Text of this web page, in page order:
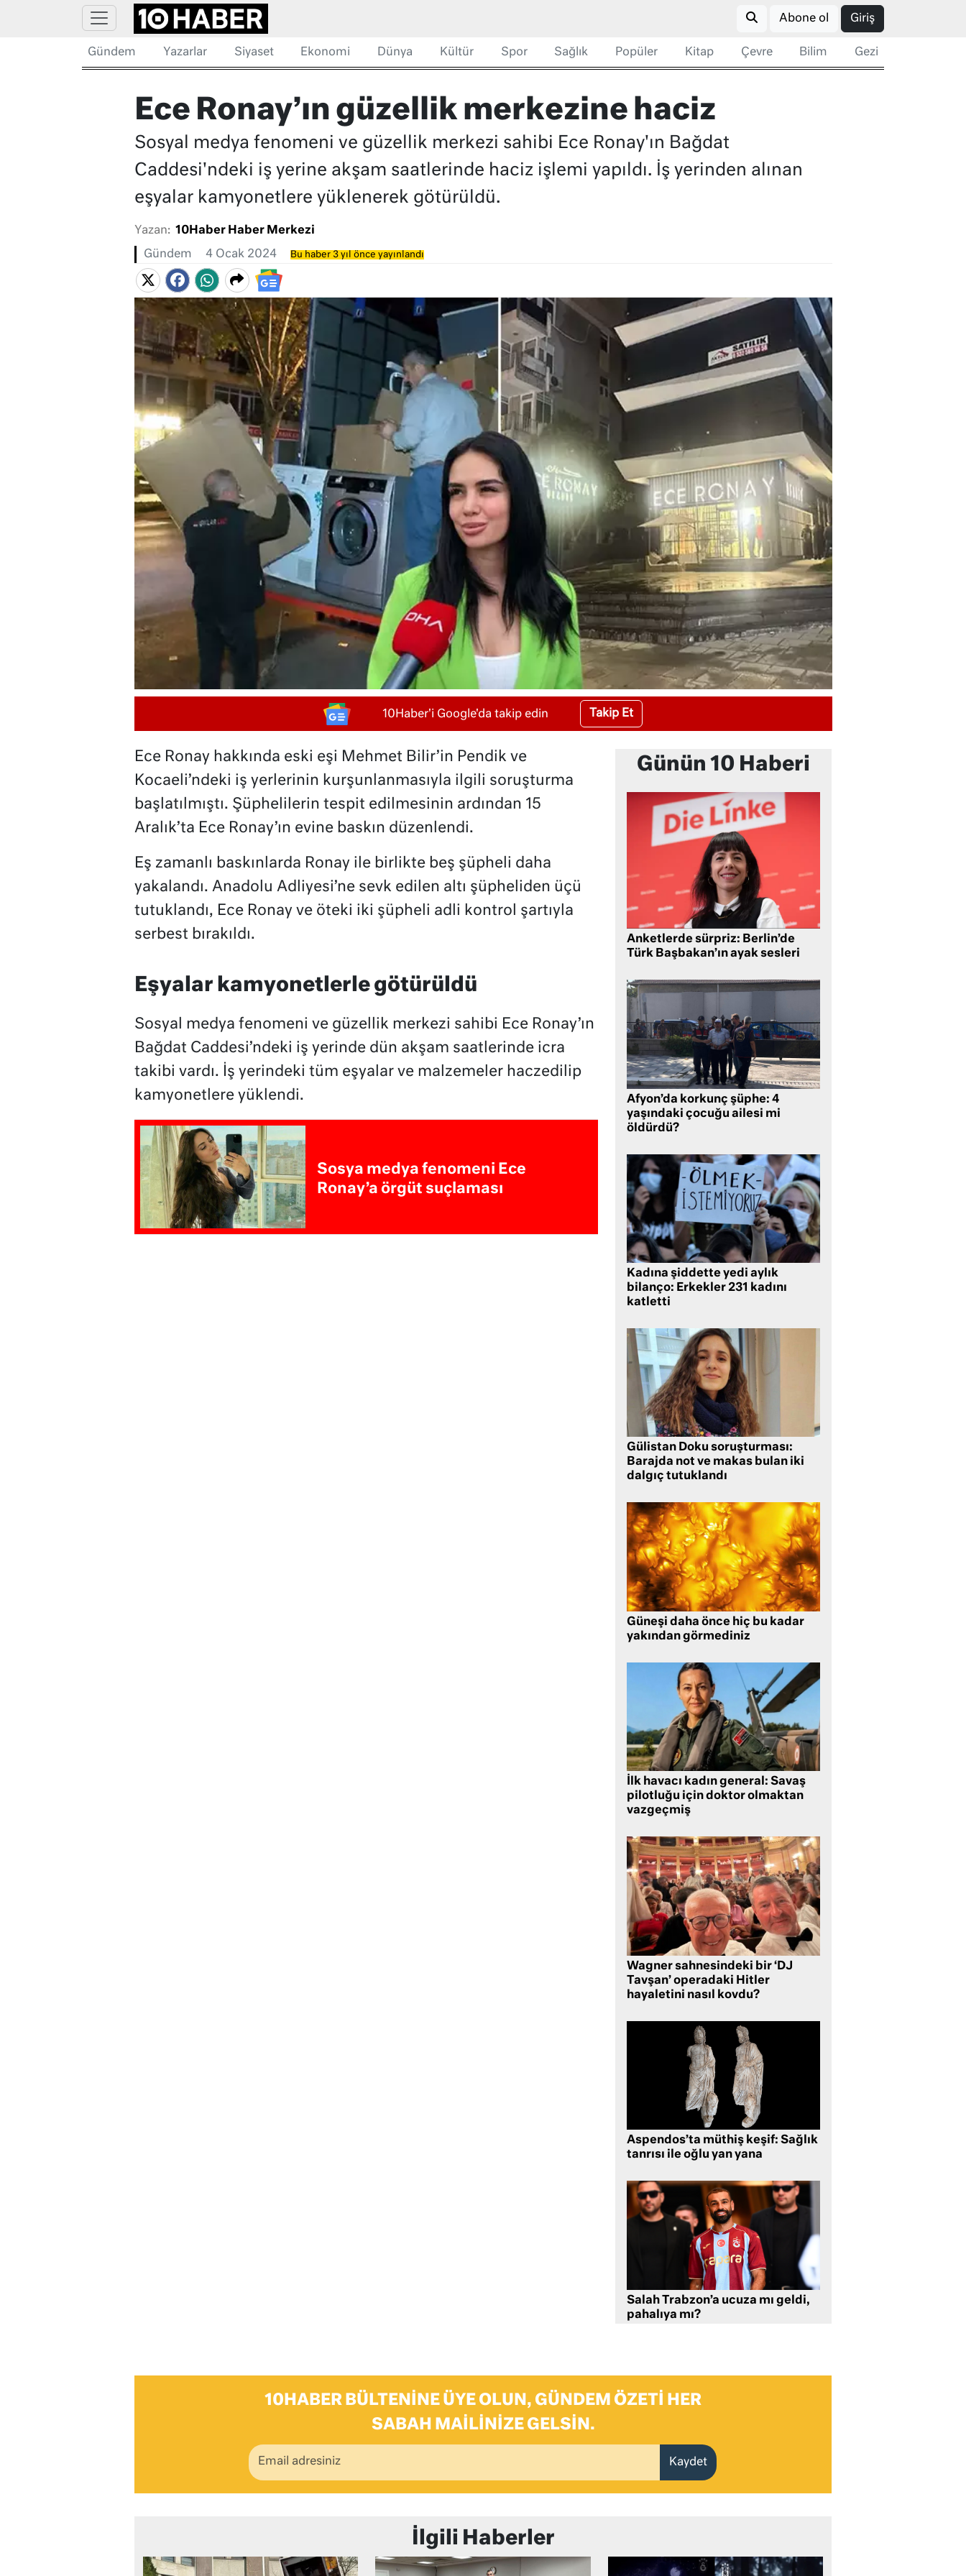
Abone ol Giriş
Gündem Yazarlar Siyaset Ekonomi Dünya Kültür Spor Sağlık Popüler Kitap Çevre Bilim Gezi
Ece Ronay’ın güzellik merkezine haciz
Sosyal medya fenomeni ve güzellik merkezi sahibi Ece Ronay'ın Bağdat
Caddesi'ndeki iş yerine akşam saatlerinde haciz işlemi yapıldı. İş yerinden alınan
eşyalar kamyonetlere yüklenerek götürüldü.
Yazan: 10Haber Haber Merkezi
Gündem 4 Ocak 2024 Bu haber 3 yıl önce yayınlandı
10Haber'i Google'da takip edin Takip Et
Ece Ronay hakkında eski eşi Mehmet Bilir’in Pendik ve
Kocaeli’ndeki iş yerlerinin kurşunlanmasıyla ilgili soruşturma
başlatılmıştı. Şüphelilerin tespit edilmesinin ardından 15
Aralık’ta Ece Ronay’ın evine baskın düzenlendi.
Eş zamanlı baskınlarda Ronay ile birlikte beş şüpheli daha
yakalandı. Anadolu Adliyesi’ne sevk edilen altı şüpheliden üçü
tutuklandı, Ece Ronay ve öteki iki şüpheli adli kontrol şartıyla
serbest bırakıldı.
Eşyalar kamyonetlerle götürüldü
Sosyal medya fenomeni ve güzellik merkezi sahibi Ece Ronay’ın
Bağdat Caddesi’ndeki iş yerinde dün akşam saatlerinde icra
takibi vardı. İş yerindeki tüm eşyalar ve malzemeler haczedilip
kamyonetlere yüklendi.
Sosya medya fenomeni Ece
Ronay’a örgüt suçlaması
Günün 10 Haberi
Anketlerde sürpriz: Berlin’de
Türk Başbakan’ın ayak sesleri
Afyon’da korkunç şüphe: 4
yaşındaki çocuğu ailesi mi
öldürdü?
Kadına şiddette yedi aylık
bilanço: Erkekler 231 kadını
katletti
Gülistan Doku soruşturması:
Barajda not ve makas bulan iki
dalgıç tutuklandı
Güneşi daha önce hiç bu kadar
yakından görmediniz
İlk havacı kadın general: Savaş
pilotluğu için doktor olmaktan
vazgeçmiş
Wagner sahnesindeki bir ‘DJ
Tavşan’ operadaki Hitler
hayaletini nasıl kovdu?
Aspendos’ta müthiş keşif: Sağlık
tanrısı ile oğlu yan yana
Salah Trabzon’a ucuza mı geldi,
pahalıya mı?
10HABER BÜLTENINE ÜYE OLUN, GÜNDEM ÖZETI HER
SABAH MAILINIZE GELSIN.
Kaydet
İlgili Haberler